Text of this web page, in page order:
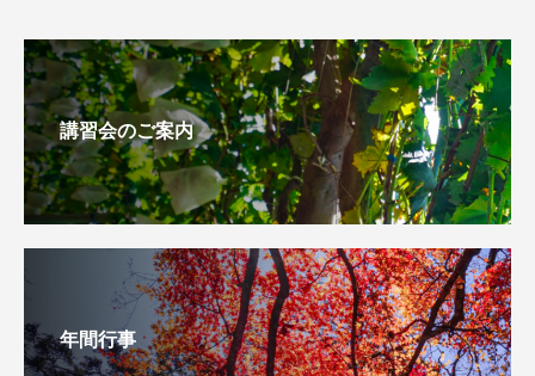
講習会のご案内
年間行事